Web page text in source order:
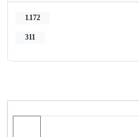
1,172
311